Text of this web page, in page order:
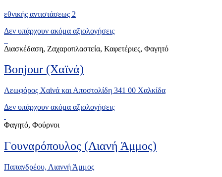
εθνικής αντιστάσεως 2
Δεν υπάρχουν ακόμα αξιολογήσεις
Διασκέδαση, Ζαχαροπλαστεία, Καφετέριες, Φαγητό
Bonjour (Χαϊνά)
Λεωφόρος Χαϊνά και Αποστολίδη 341 00 Χαλκίδα
Δεν υπάρχουν ακόμα αξιολογήσεις
Φαγητό, Φούρνοι
Γουναρόπουλος (Λιανή Άμμος)
Παπανδρέου, Λιαννή Άμμος